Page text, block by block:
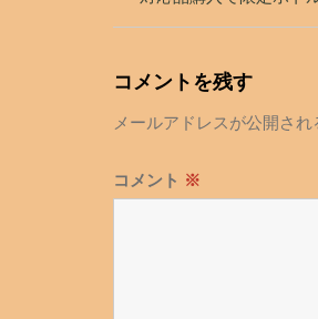
ゲ
ー
ョ
コメントを残す
メールアドレスが公開され
コメント ※